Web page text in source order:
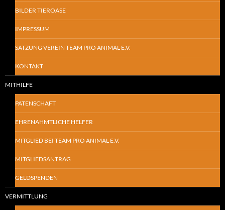
BILDER TIEROASE
IMPRESSUM
SATZUNG VEREIN TEAM PRO ANIMAL E.V.
KONTAKT
MITHILFE
PATENSCHAFT
EHRENAHMTLICHE HELFER
MITGLIED BEI TEAM PRO ANIMAL E.V.
MITGLIEDSANTRAG
GELDSPENDEN
VERMITTLUNG